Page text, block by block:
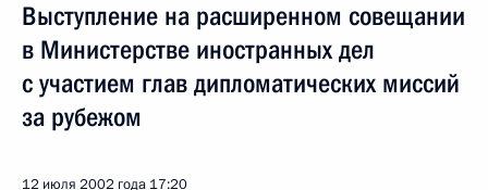
Выступление на расширенном совещании
в Министерстве иностранных дел
с участием глав дипломатических миссий
за рубежом
12 июля 2002 года 17:20